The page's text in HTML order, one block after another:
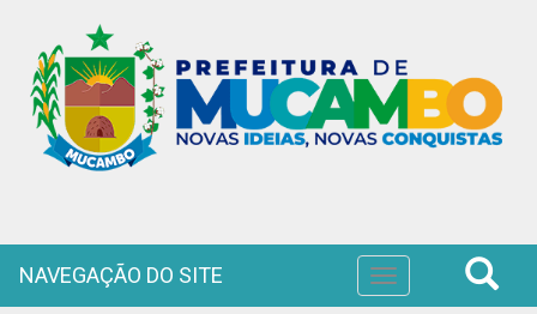
Toggle
navigation
NAVEGAÇÃO DO SITE